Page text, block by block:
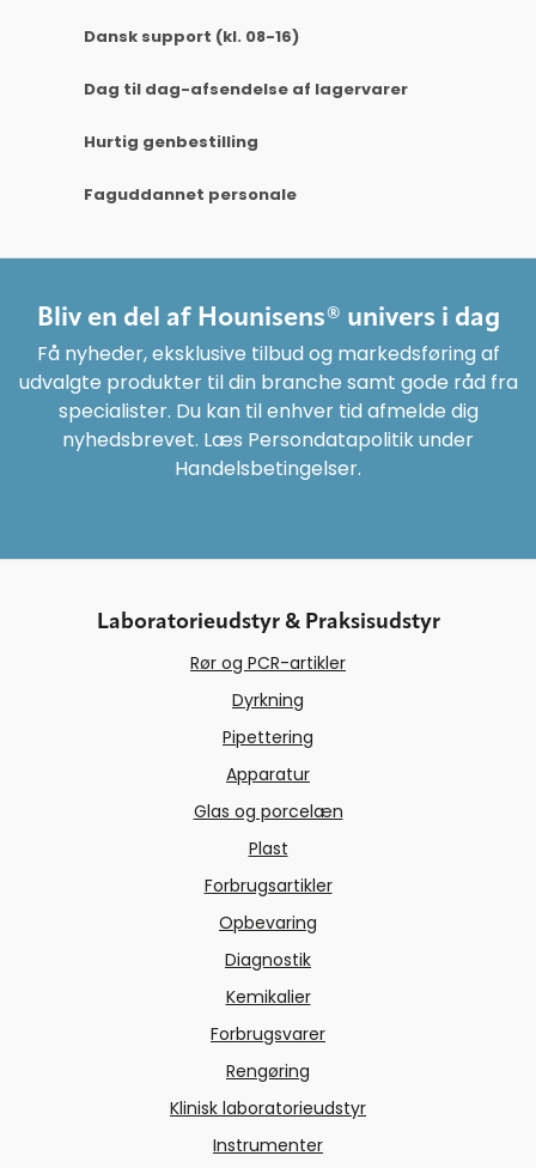
Dansk support (kl. 08-16)
Dag til dag-afsendelse af lagervarer
Hurtig genbestilling
Faguddannet personale
Bliv en del af Hounisens® univers i dag
Få nyheder, eksklusive tilbud og markedsføring af
udvalgte produkter til din branche samt gode råd fra
specialister. Du kan til enhver tid afmelde dig
nyhedsbrevet. Læs Persondatapolitik under
Handelsbetingelser.
Laboratorieudstyr & Praksisudstyr
Rør og PCR-artikler
Dyrkning
Pipettering
Apparatur
Glas og porcelæn
Plast
Forbrugsartikler
Opbevaring
Diagnostik
Kemikalier
Forbrugsvarer
Rengøring
Klinisk laboratorieudstyr
Instrumenter